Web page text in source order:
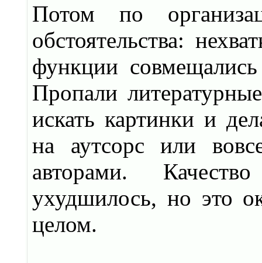
Потом по
обстоятельства:
функции
Пропали
искать картинки и
на аутсорс или
авторами.
ухудшилось, но это
целом.